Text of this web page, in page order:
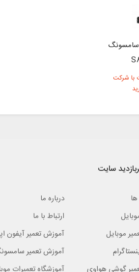
سامسونگ
با شرکت
سایت
درباره ما
ارتباط با ما
موبایل
آموزش تعمیر آیفون
آموزش تعمیر
گوشی هواوی
آموزشگاه تعمیرات